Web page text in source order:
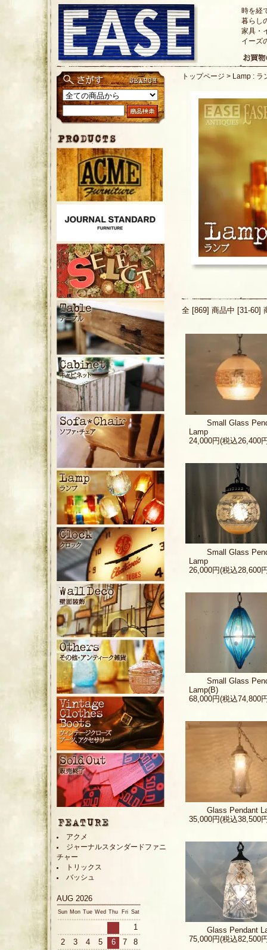
時を経
暮らし
家具・
イーズ
トップページ > Lamp : ラ
全 [869] 商品中 [31-60]
Small Glass
Lamp
24,000円(税込26,400
Small Glass
Lamp
26,000円(税込28,600
Small Glass
Lamp(B)
68,000円(税込74,800
Glass Pendant
35,000円(税込38,500
Glass Pendant
75,000円(税込82,500
アクメ
ジャーナルスタンダードファニ
チャー
トリックス
バッシュ
AUG 2026
Sun Mon Tue Wed Thu Fri Sat
1
2
3 4 5 6 7
8